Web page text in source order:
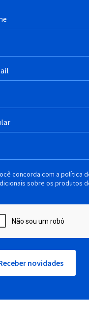
concorda com a política
sobre os produtos
novidades